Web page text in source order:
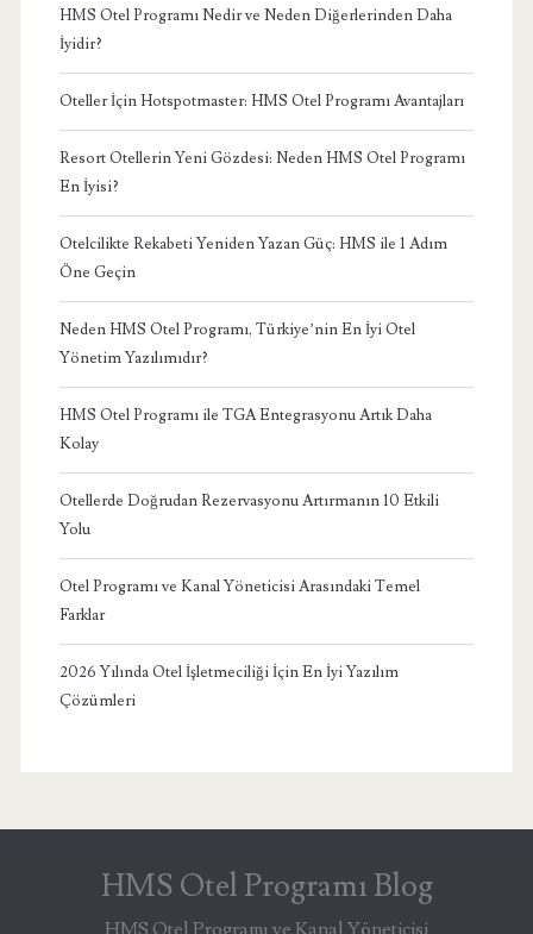
HMS Otel Programı Nedir ve Neden Diğerlerinden Daha
İyidir?
Oteller İçin Hotspotmaster: HMS Otel Programı Avantajları
Resort Otellerin Yeni Gözdesi: Neden HMS Otel Programı
En İyisi?
Otelcilikte Rekabeti Yeniden Yazan Güç: HMS ile 1 Adım
Öne Geçin
Neden HMS Otel Programı, Türkiye’nin En İyi Otel
Yönetim Yazılımıdır?
HMS Otel Programı ile TGA Entegrasyonu Artık Daha
Kolay
Otellerde Doğrudan Rezervasyonu Artırmanın 10 Etkili
Yolu
Otel Programı ve Kanal Yöneticisi Arasındaki Temel
Farklar
2026 Yılında Otel İşletmeciliği İçin En İyi Yazılım
Çözümleri
HMS Otel Programı Blog